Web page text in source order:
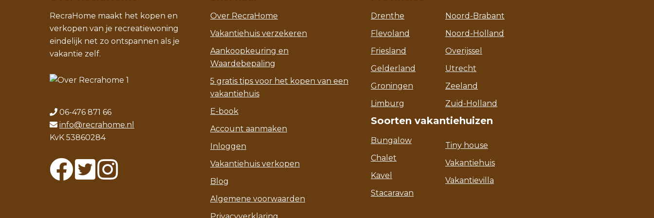
RecraHome maakt het kopen en
verkopen van je recreatiewoning
eindelijk net zo ontspannen als je
vakantie zelf.
06-476 871 66
info@recrahome.nl
KvK 53860284
Over RecraHome
Vakantiehuis verzekeren
Aankoopkeuring en
Waardebepaling
5 gratis tips voor het kopen van een
vakantiehuis
E-book
Account aanmaken
Inloggen
Vakantiehuis verkopen
Blog
Algemene voorwaarden
Drenthe
Flevoland
Friesland
Gelderland
Groningen
Limburg
Noord-Brabant
Noord-Holland
Overijssel
Utrecht
Zeeland
Zuid-Holland
Soorten vakantiehuizen
Bungalow
Chalet
Kavel
Stacaravan
Tiny house
Vakantiehuis
Vakantievilla